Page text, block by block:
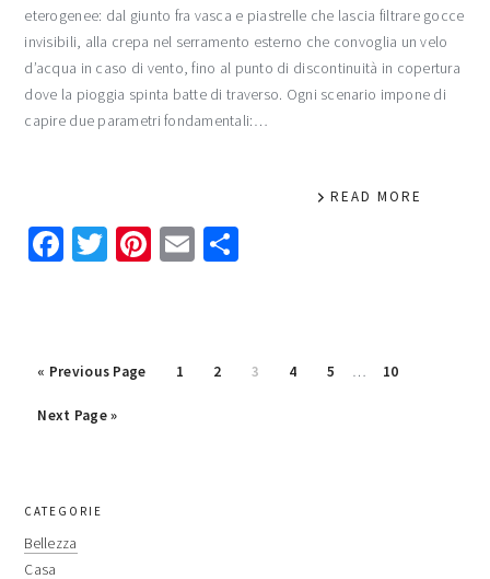
eterogenee: dal giunto fra vasca e piastrelle che lascia filtrare gocce
invisibili, alla crepa nel serramento esterno che convoglia un velo
d’acqua in caso di vento, fino al punto di discontinuità in copertura
dove la pioggia spinta batte di traverso. Ogni scenario impone di
capire due parametri fondamentali:…
READ MORE
Facebook
Twitter
Pinterest
Email
« Go
Previous Page Page
1 Page
2 Page
3 Page
4 Page
5 … Page
10
Go
Next Page »
primary
sidebar
CATEGORIE
Bellezza
Casa